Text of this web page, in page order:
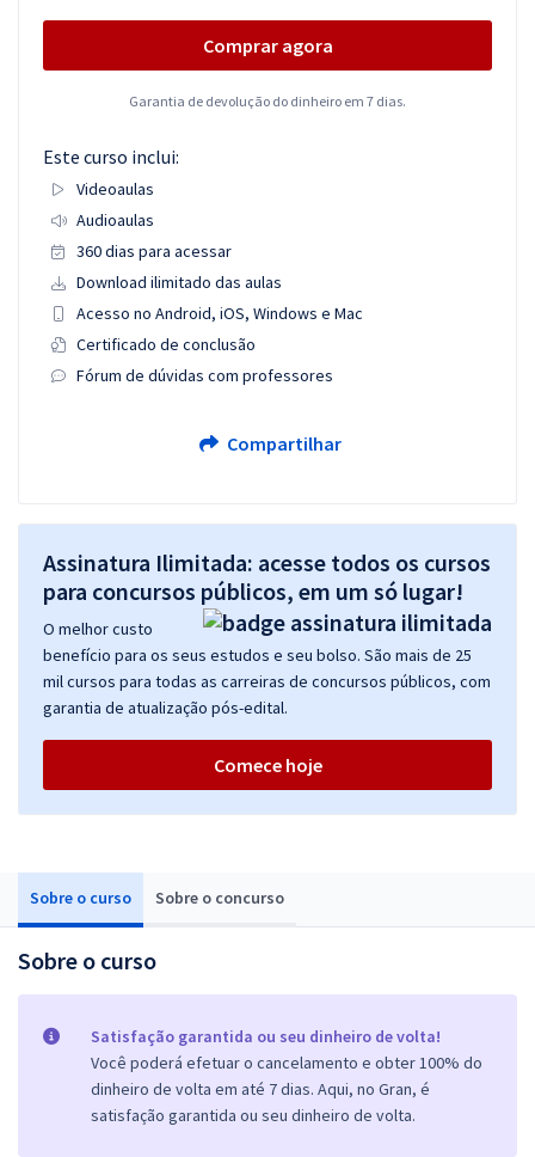
Sobre o curso Sobre o concurso
Sobre o curso
Satisfação garantida ou seu dinheiro de volta!
Você poderá efetuar o cancelamento e obter 100% do
dinheiro de volta em até 7 dias. Aqui, no Gran, é
satisfação garantida ou seu dinheiro de volta.
Comprar agora
Garantia de devolução do dinheiro em 7 dias.
Este curso inclui:
Videoaulas
Audioaulas
360 dias para acessar
Download ilimitado das aulas
Acesso no Android, iOS, Windows e Mac
Certificado de conclusão
Fórum de dúvidas com professores
Compartilhar
Assinatura Ilimitada: acesse todos os cursos
para concursos públicos, em um só lugar!
O melhor custo
benefício para os seus estudos e seu bolso. São mais de 25
mil cursos para todas as carreiras de concursos públicos, com
garantia de atualização pós-edital.
Comece hoje